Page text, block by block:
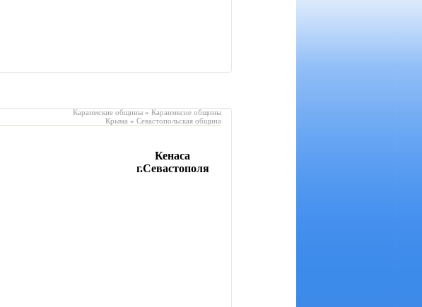
Караимские общины» Караимксие общины
Крыма » Севастопольская община
Кенаса
г.Севастополя